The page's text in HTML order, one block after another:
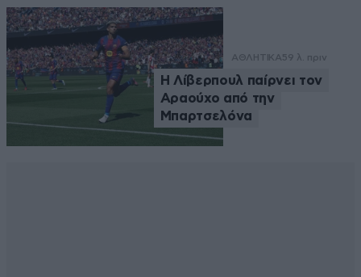
ΑΘΛΗΤΙΚΑ59 λ. πριν
Η Λίβερπουλ παίρνει τον
Αραούχο από την
Μπαρτσελόνα